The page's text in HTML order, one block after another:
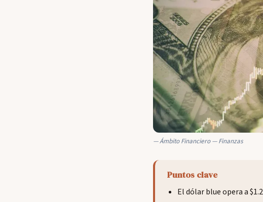
Ámbito Financiero — Finanzas
Puntos clave
El dólar blue opera a